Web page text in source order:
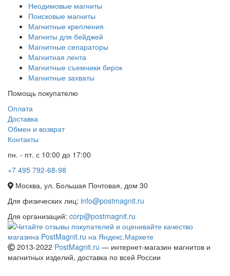
Неодимовые магниты
Поисковые магниты
Магнитные крепления
Магниты для бейджей
Магнитные сепараторы
Магнитная лента
Магнитные съемники бирок
Магнитные захваты
Помощь покупателю
Оплата
Доставка
Обмен и возврат
Контакты
пн. - пт. с 10:00 до 17:00
+7 495 792-68-98
Москва, ул. Большая Почтовая, дом 30
Для физических лиц: info@postmagnit.ru
Для организаций: corp@postmagnit.ru
2013-2022 PostMagnit.ru — интернет-магазин магнитов и
магнитных изделий, доставка по всей России